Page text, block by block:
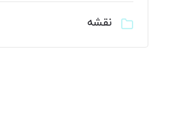
نقشه